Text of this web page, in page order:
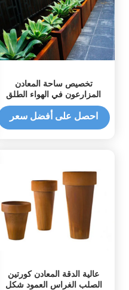
تخصيص ساحة المعادن
المزارعون في الهواء الطلق
كورتين ارتفاع المواد 50 سم
احصل على أفضل سعر
عالية الدقة المعادن كورتين
الصلب الغراس العمود شكل